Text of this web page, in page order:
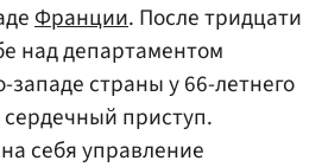
Франции. После тридцати
над департаментом
страны у 66-летнего
приступ.
себя управление